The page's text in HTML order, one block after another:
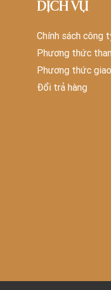
DỊCH VỤ
Chính sách công
Phương thức
Phương thức
Đổi trả hàng